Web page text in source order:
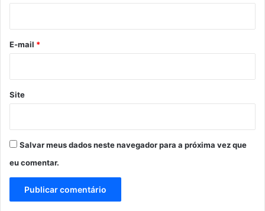
*
E-mail *
Site
Salvar meus dados neste navegador para a próxima vez que
eu comentar.